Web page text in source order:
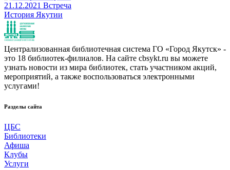
21.12.2021 Встреча
История Якутии
Централизованная библиотечная система ГО «Город Якутск» -
это 18 библиотек-филиалов. На сайте cbsykt.ru вы можете
узнать новости из мира библиотек, стать участником акций,
мероприятий, а также воспользоваться электронными
услугами!
Разделы сайта
ЦБС
Библиотеки
Афиша
Клубы
Услуги